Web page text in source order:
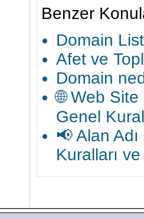
Benzer
Domain
Afet ve
Domain
🌐 Web
Genel
📢 Alan
Kuralları